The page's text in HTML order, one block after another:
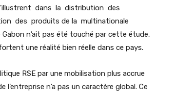
dans la distribution des
des produits de la multinationale
Gabon n’ait pas été touché par cette étude,
une réalité bien réelle dans ce pays.
RSE par une mobilisation plus accrue
n’a pas un caractère global. Ce